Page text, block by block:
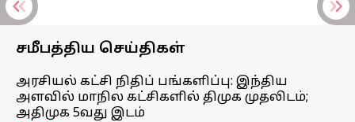
சமீபத்திய செய்திகள்
அரசியல் கட்சி நிதிப் பங்களிப்பு: இந்திய
அளவில் மாநில கட்சிகளில் திமுக முதலிடம்;
அதிமுக 5வது இடம்